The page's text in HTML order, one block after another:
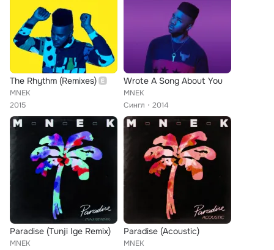
The Rhythm (Remixes)
MNEK
2015
Wrote A Song About You
MNEK
Сингл
2014
Paradise (Tunji Ige Remix)
MNEK
Paradise (Acoustic)
MNEK